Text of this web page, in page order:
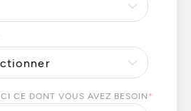
CE DONT VOUS AVEZ BESOIN *